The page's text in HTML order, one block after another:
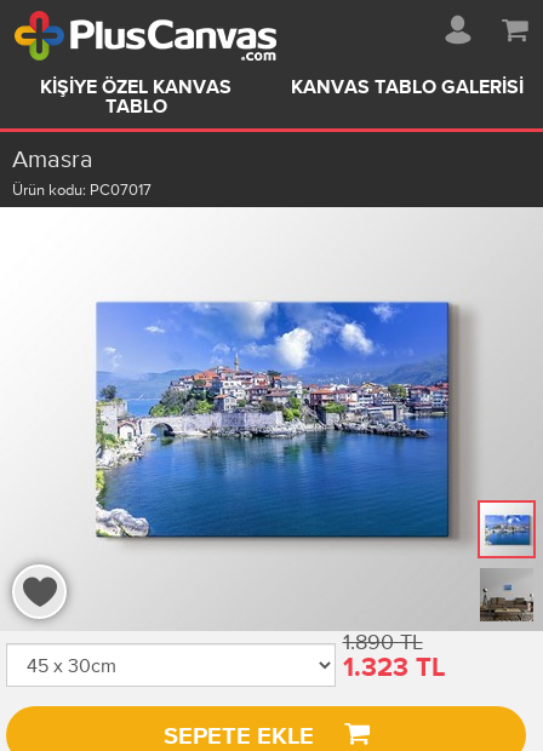
KIŞIYE ÖZEL KANVAS
TABLO
KANVAS TABLO GALERISI
Amasra
Ürün kodu: PC07017
1.890 TL
1.323 TL
SEPETE EKLE